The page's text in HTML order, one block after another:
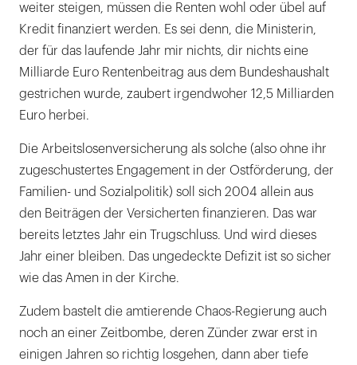
weiter steigen, müssen die Renten wohl oder übel auf
Kredit finanziert werden. Es sei denn, die Ministerin,
der für das laufende Jahr mir nichts, dir nichts eine
Milliarde Euro Rentenbeitrag aus dem Bundeshaushalt
gestrichen wurde, zaubert irgendwoher 12,5 Milliarden
Euro herbei.
Die Arbeitslosenversicherung als solche (also ohne ihr
zugeschustertes Engagement in der Ostförderung, der
Familien- und Sozialpolitik) soll sich 2004 allein aus
den Beiträgen der Versicherten finanzieren. Das war
bereits letztes Jahr ein Trugschluss. Und wird dieses
Jahr einer bleiben. Das ungedeckte Defizit ist so sicher
wie das Amen in der Kirche.
Zudem bastelt die amtierende Chaos-Regierung auch
noch an einer Zeitbombe, deren Zünder zwar erst in
einigen Jahren so richtig losgehen, dann aber tiefe